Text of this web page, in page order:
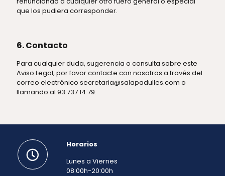
que los pudiera corresponder.
6. Contacto
Para cualquier duda, sugerencia o consulta sobre este
Aviso Legal, por favor contacte con nosotros a través del
correo electrónico secretaria@salapadulles.com o
llamando al 93 737 14 79.
Horarios
Lunes a Viernes
08:00h-20:00h